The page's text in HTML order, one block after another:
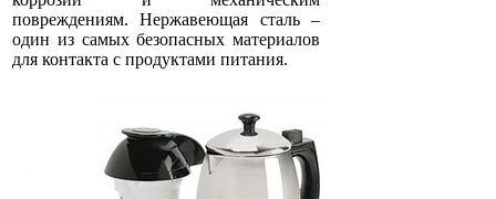
повреждениям. Нержавеющая сталь –
один из самых безопасных материалов
для контакта с продуктами питания.